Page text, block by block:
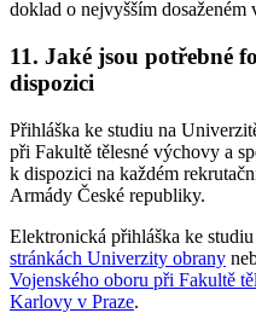
doklad o nejvyšším dosaženém
11. Jaké jsou potřebné
dispozici
Přihláška ke studiu na
při Fakultě tělesné výchovy a
k dispozici na každém
Armády České republiky.
Elektronická přihláška ke studiu
stránkách Univerzity obrany
Vojenského oboru při Fakultě
Karlovy v Praze.